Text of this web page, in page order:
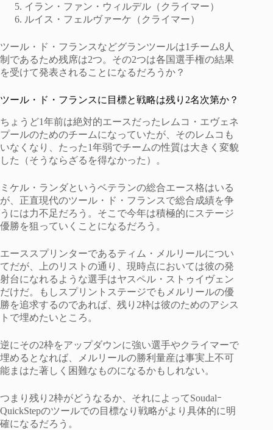
イラン・ファン・ウィルデル（クライマー）
ルイス・フェルヴァーケ（クライマー）
ツール・ド・フランスなどグランツールは1チーム8人
制であるため残席は2つ。その2つは各国選手権の結果
を受けて発表されることになるだろうか？
ツール・ド・フランスに目標と戦略は残り2名次第か？
ちょうど1年前は絶対的エースだったレムコ・エヴェネ
プールのためのチームになっていたが、そのレムコも
いなくなり、たった1年弱でチームの性質は大きく変貌
した（そうならざるを得なかった）。
ミケル・ランダというベテランの総合エース格はいる
が、正直現代のツール・ド・フランスで総合成績を争
うには力不足だろう。そこで今年は積極的にステージ
優勝を狙っていくことになるだろう。
エーススプリンターであるティム・メルリールについ
てだが、上のリストの通り、現時点においては彼の発
射台になれるような選手はヤスペル・ストゥイヴェン
だけだ。もしスプリントステージでもメルリールの優
勝を追求するのであれば、残り2枠は彼のためのアシス
トで埋めたいところ。
逆にその2枠をアップダウンに強い選手やクライマーで
埋めるとなれば、メルリールの勝利量産は事実上不可
能まはた著しく困難なものになるかもしれない。
つまり残り2枠がどうなるか、それによってSoudalｰ
QuickStepのツールでの目標なり戦略がより具体的に明
確になるだろう。